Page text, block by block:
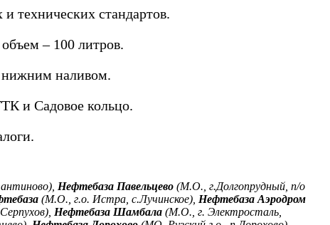
технических стандартов.
– 100 литров.
нижним наливом.
и Садовое кольцо.
Нефтебаза Павельцево (М.О., г.Долгопрудный, п/о
(М.О., г.о. Истра, с.Лучинское), Нефтебаза Аэродром
Нефтебаза Шамбала (М.О., г. Электросталь,